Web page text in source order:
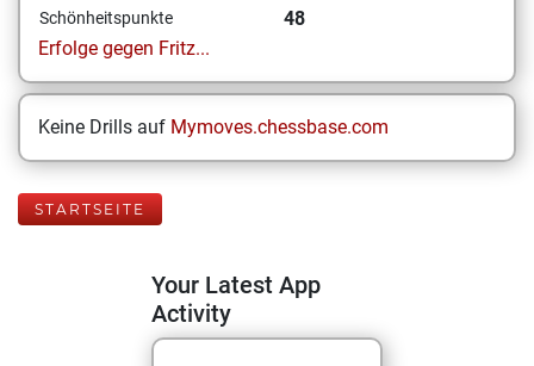
Schönheitspunkte
48
Erfolge gegen Fritz...
Keine Drills auf Mymoves.chessbase.com
STARTSEITE
Your Latest App
Activity